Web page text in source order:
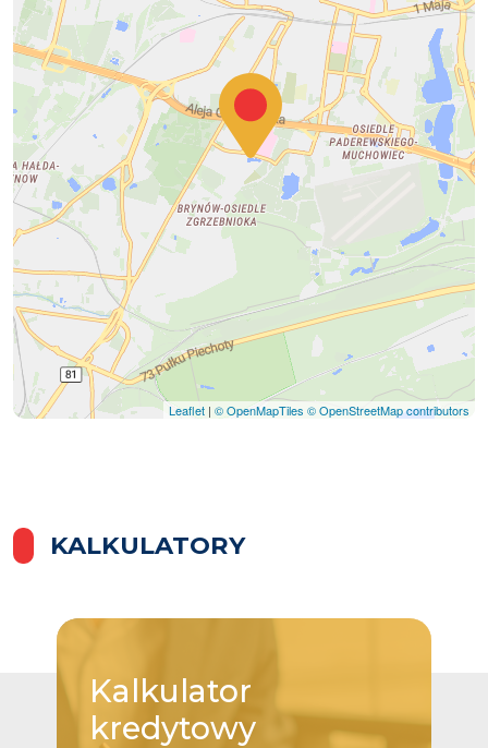
Leaflet | © OpenMapTiles © OpenStreetMap contributors
KALKULATORY
Kalkulator
kredytowy